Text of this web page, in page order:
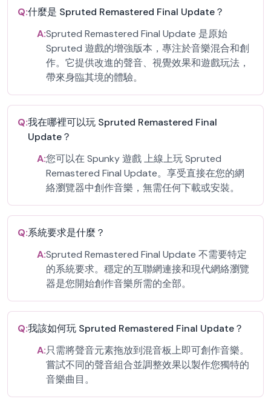
Q:什麼是 Spruted Remastered Final Update？
A:Spruted Remastered Final Update 是原始
Spruted 遊戲的增強版本，專注於音樂混合和創
作。它提供改進的聲音、視覺效果和遊戲玩法，
帶來身臨其境的體驗。
Q:我在哪裡可以玩 Spruted Remastered Final
Update？
A:您可以在 Spunky 遊戲 上線上玩 Spruted
Remastered Final Update。享受直接在您的網
絡瀏覽器中創作音樂，無需任何下載或安裝。
Q:系統要求是什麼？
A:Spruted Remastered Final Update 不需要特定
的系統要求。穩定的互聯網連接和現代網絡瀏覽
器是您開始創作音樂所需的全部。
Q:我該如何玩 Spruted Remastered Final Update？
A:只需將聲音元素拖放到混音板上即可創作音樂。
嘗試不同的聲音組合並調整效果以製作您獨特的
音樂曲目。